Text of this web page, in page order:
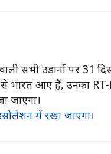
सभी उड़ानों पर 31
भारत आए हैं, उनका RT-
जाएगा।
में रखा जाएगा।